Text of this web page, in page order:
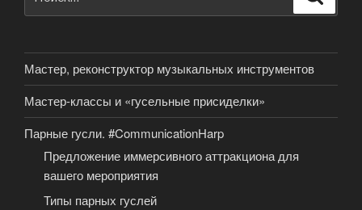
Мастер, реконструктор музыкальных инструментов
Мастер-классы и «гусельные присиделки»
Парные гусли. #CommunicationHarp
Предложение иммерсивного аттракциона для
вашего мероприятия
Типы парных гуслей